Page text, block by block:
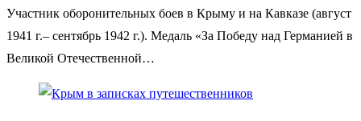
Участник оборонительных боев в Крыму и на Кавказе (август
1941 г.– сентябрь 1942 г.). Медаль «За Победу над Германией в
Великой Отечественной…